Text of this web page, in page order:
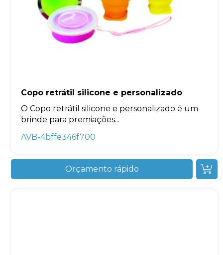
Copo retrátil silicone e personalizado
O Copo retrátil silicone e personalizado é um
brinde para premiações...
AVB-4bffe346f700
Orçamento rápido